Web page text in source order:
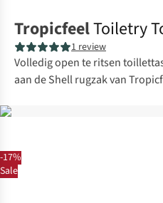
-17%
Sale
TropicfeelToiletry
1 review
Volledig open te ritsen
aan de Shell rugzak van